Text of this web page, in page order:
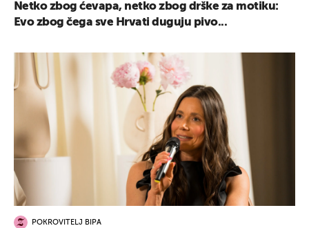
Netko zbog ćevapa, netko zbog drške za motiku:
Evo zbog čega sve Hrvati duguju pivo...
POKROVITELJ BIPA